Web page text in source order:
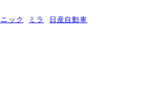
ック ミラ 日産自動車